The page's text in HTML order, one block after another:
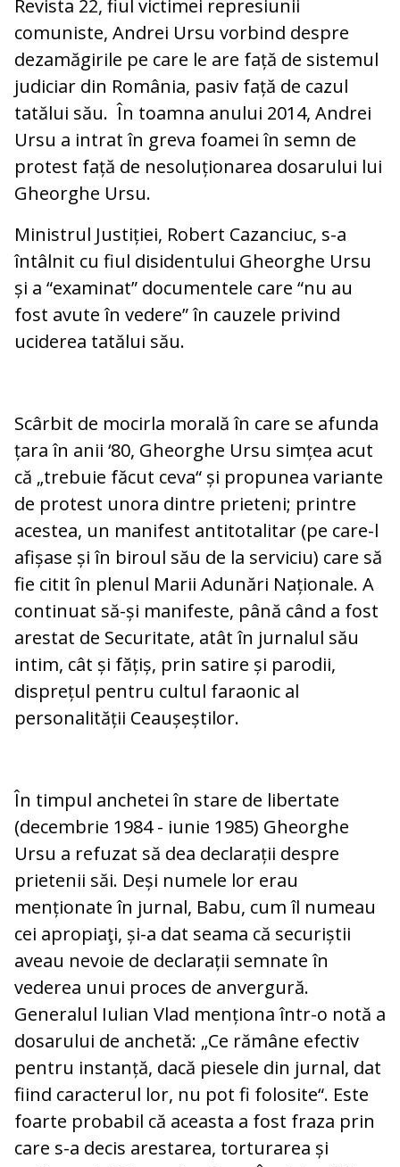
Revista 22, fiul victimei represiunii
comuniste, Andrei Ursu vorbind despre
dezamăgirile pe care le are față de sistemul
judiciar din România, pasiv față de cazul
tatălui său. În toamna anului 2014, Andrei
Ursu a intrat în greva foamei în semn de
protest față de nesoluționarea dosarului lui
Gheorghe Ursu.
Ministrul Justiției, Robert Cazanciuc, s-a
întâlnit cu fiul disidentului Gheorghe Ursu
și a “examinat” documentele care “nu au
fost avute în vedere” în cauzele privind
uciderea tatălui său.
Scârbit de mocirla morală în care se afunda
țara în anii ‘80, Gheorghe Ursu simțea acut
că „trebuie făcut ceva“ și propunea variante
de protest unora dintre prieteni; printre
acestea, un manifest antitotalitar (pe care-l
afișase și în biroul său de la serviciu) care să
fie citit în plenul Marii Adunări Naționale. A
continuat să-și manifeste, până când a fost
arestat de Securitate, atât în jurnalul său
intim, cât și fățiș, prin satire și parodii,
disprețul pentru cultul faraonic al
personalității Ceaușeștilor.
În timpul anchetei în stare de libertate
(decembrie 1984 - iunie 1985) Gheorghe
Ursu a refuzat să dea declarații despre
prietenii săi. Deși numele lor erau
menționate în jurnal, Babu, cum îl numeau
cei apropiaţi, și-a dat seama că securiștii
aveau nevoie de declarații semnate în
vederea unui proces de anvergură.
Generalul Iulian Vlad menționa într-o notă a
dosarului de anchetă: „Ce rămâne efectiv
pentru instanță, dacă piesele din jurnal, dat
fiind caracterul lor, nu pot fi folosite“. Este
foarte probabil că aceasta a fost fraza prin
care s-a decis arestarea, torturarea și